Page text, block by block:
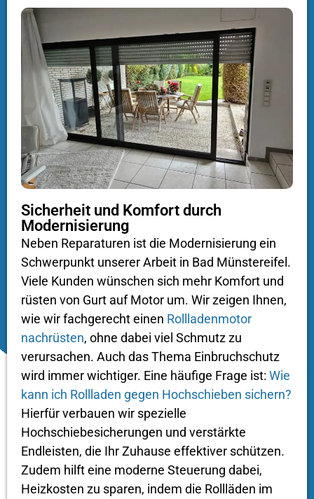
Sicherheit und Komfort durch
Modernisierung
Neben Reparaturen ist die Modernisierung ein
Schwerpunkt unserer Arbeit in Bad Münstereifel.
Viele Kunden wünschen sich mehr Komfort und
rüsten von Gurt auf Motor um. Wir zeigen Ihnen,
wie wir fachgerecht einen Rollladenmotor
nachrüsten, ohne dabei viel Schmutz zu
verursachen. Auch das Thema Einbruchschutz
wird immer wichtiger. Eine häufige Frage ist: Wie
kann ich Rollladen gegen Hochschieben sichern?
Hierfür verbauen wir spezielle
Hochschiebesicherungen und verstärkte
Endleisten, die Ihr Zuhause effektiver schützen.
Zudem hilft eine moderne Steuerung dabei,
Heizkosten zu sparen, indem die Rollläden im